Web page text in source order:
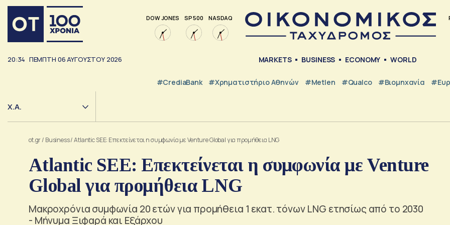
DOW JONES SP 500 NASDAQ
20:34 ΠΕΜΠΤΗ 06ΑΥΓΟΥΣΤΟΥ 2026 MARKETS BUSINESS ECONOMY WORLD
#CrediaBank #Χρηματιστήριο Αθηνών #metlen #Qualco #Βιομηχανία
Χ.Α.
ot.gr/ Business/Atlantic SEE: Επεκτείνεται η συμφωνία με Venture Global για προμήθεια LNG
Atlantic SEE: Επεκτείνεται η συμφωνία με Venture
Global για προμήθεια LNG
Μακροχρόνια συμφωνία 20 ετών για προμήθεια 1 εκατ. τόνων LNG ετησίως από το 2030
- Μήνυμα Ξιφαρά και Εξάρχου